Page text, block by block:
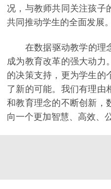
况，与教师共同关注孩子
共同推动学生的全面发展。
在数据驱动教学的理
成为教育改革的强大动力
的决策支持，更为学生的
了新的可能。我们有理由
和教育理念的不断创新，
向一个更加智慧、高效、